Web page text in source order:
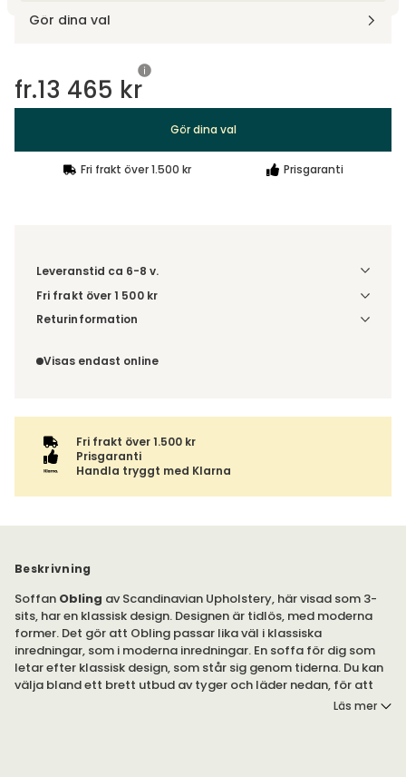
Gör dina val
fr.13 465 kr
Gör dina val
Fri frakt över 1.500 kr Prisgaranti
Leveranstid ca 6-8 v.
Fri frakt över 1 500 kr
Välj utförande via 'Gör dina val' för fraktinformation på din
Returinformation
inte av ångerrätten.
Visas endast online
Fri frakt över 1.500 kr
Prisgaranti
Handla tryggt med Klarna
Beskrivning
Soffan Obling av Scandinavian Upholstery, här visad som 3-
sits, har en klassisk design. Designen är tidlös, med moderna
former. Det gör att Obling passar lika väl i klassiska
inredningar, som i moderna inredningar. En soffa för dig som
letar efter klassisk design, som står sig genom tiderna. Du kan
välja bland ett brett utbud av tyger och läder nedan, för att
Läs mer